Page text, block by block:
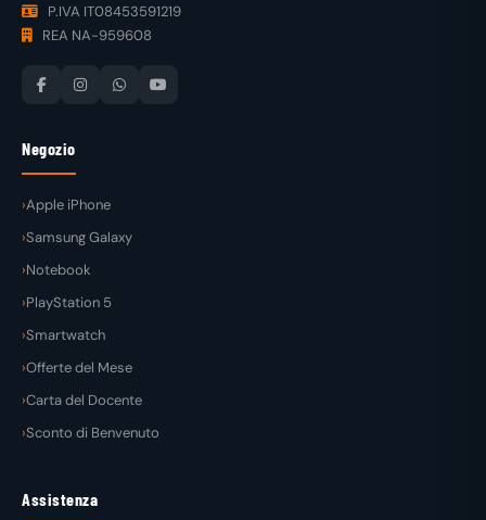
P.IVA IT08453591219
REA NA-959608
Negozio
Apple iPhone
Samsung Galaxy
Notebook
PlayStation 5
Smartwatch
Offerte del Mese
Carta del Docente
Sconto di Benvenuto
Assistenza